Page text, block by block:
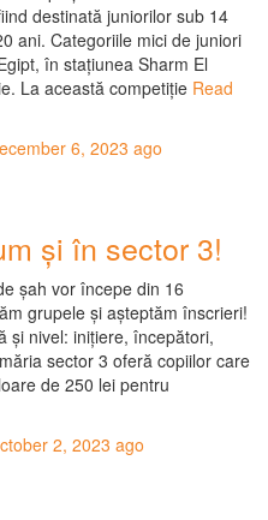
destinată juniorilor sub 14
ani. Categoriile mici de juniori
în stațiunea Sharm El
La această competiție Read
6, 2023 ago
și în sector 3!
șah vor începe din 16
grupele și așteptăm înscrieri!
și nivel: inițiere, începători,
sector 3 oferă copiilor care
de 250 lei pentru
2, 2023 ago